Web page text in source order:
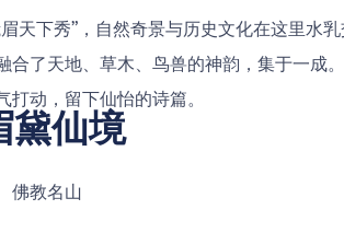
天下秀”，自然奇景与历史文化在这里水
合了天地、草木、鸟兽的神韵，集于一成
打动，留下仙怡的诗篇。
黛仙境
佛教名山